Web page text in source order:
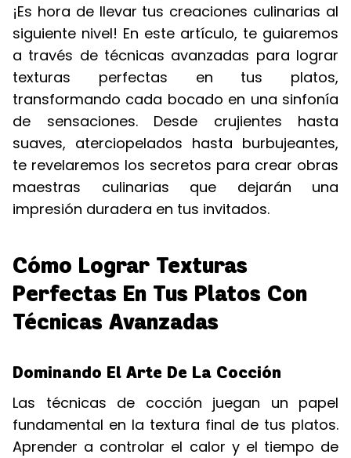
¡Es hora de llevar tus creaciones culinarias al
siguiente nivel! En este artículo, te guiaremos
a través de técnicas avanzadas para lograr
texturas perfectas en tus platos,
transformando cada bocado en una sinfonía
de sensaciones. Desde crujientes hasta
suaves, aterciopelados hasta burbujeantes,
te revelaremos los secretos para crear obras
maestras culinarias que dejarán una
impresión duradera en tus invitados.
Cómo Lograr Texturas
Perfectas En Tus Platos Con
Técnicas Avanzadas
Dominando El Arte De La Cocción
Las técnicas de cocción juegan un papel
fundamental en la textura final de tus platos.
Aprender a controlar el calor y el tiempo de